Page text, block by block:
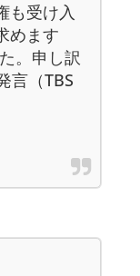
も受け入
めます
。申し訳
言（TBS